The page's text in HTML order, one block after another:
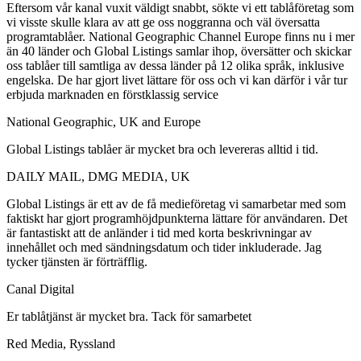
Eftersom vår kanal vuxit väldigt snabbt, sökte vi ett tablåföretag som
vi visste skulle klara av att ge oss noggranna och väl översatta
programtablåer. National Geographic Channel Europe finns nu i mer
än 40 länder och Global Listings samlar ihop, översätter och skickar
oss tablåer till samtliga av dessa länder på 12 olika språk, inklusive
engelska. De har gjort livet lättare för oss och vi kan därför i vår tur
erbjuda marknaden en förstklassig service
National Geographic, UK and Europe
Global Listings tablåer är mycket bra och levereras alltid i tid.
DAILY MAIL, DMG MEDIA, UK
Global Listings är ett av de få medieföretag vi samarbetar med som
faktiskt har gjort programhöjdpunkterna lättare för användaren. Det
är fantastiskt att de anländer i tid med korta beskrivningar av
innehållet och med sändningsdatum och tider inkluderade. Jag
tycker tjänsten är förträfflig.
Canal Digital
Er tablåtjänst är mycket bra. Tack för samarbetet
Red Media, Ryssland